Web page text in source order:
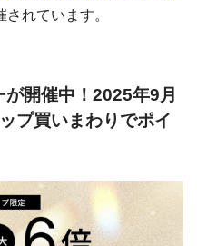
されています。
開催中！2025年9月
プ買いまわりでポイ